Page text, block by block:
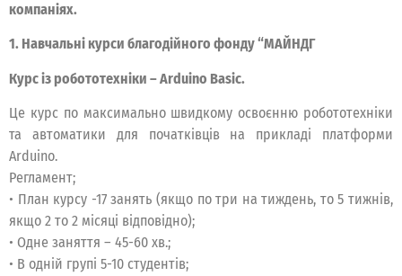
компаніях.
1. Навчальні курси благодійного фонду “МАЙНДГ
Курс із робототехніки – Arduino Basic.
Це курс по максимально швидкому освоєнню робототехніки
та автоматики для початківців на прикладі платформи
Arduino.
Регламент;
• План курсу -17 занять (якщо по три на тиждень, то 5 тижнів,
якщо 2 то 2 місяці відповідно);
• Одне заняття – 45-60 хв.;
• В одній групі 5-10 студентів;